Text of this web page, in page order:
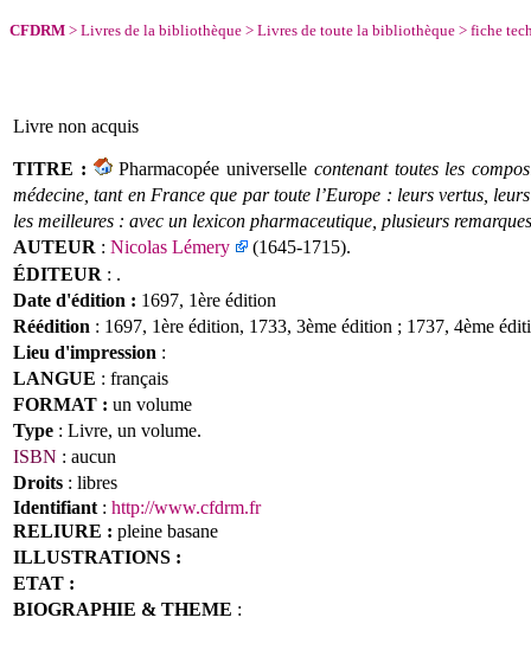
CFDRM > Livres de la bibliothèque > Livres de toute la bibliothèque > fiche
Livre non acquis
TITRE : Pharmacopée universelle contenant toutes les
médecine, tant en France que par toute l’Europe : leurs vertus,
les meilleures : avec un lexicon pharmaceutique, plusieurs
AUTEUR : Nicolas Lémery
(1645-1715).
ÉDITEUR : .
Date d'édition : 1697, 1ère édition
Réédition : 1697, 1ère édition, 1733, 3ème édition ; 1737, 4ème
Lieu d'impression :
LANGUE : français
FORMAT : un volume
Type : Livre, un volume.
ISBN : aucun
Droits : libres
Identifiant : http://www.cfdrm.fr
RELIURE : pleine basane
ILLUSTRATIONS :
ETAT :
BIOGRAPHIE & THEME :